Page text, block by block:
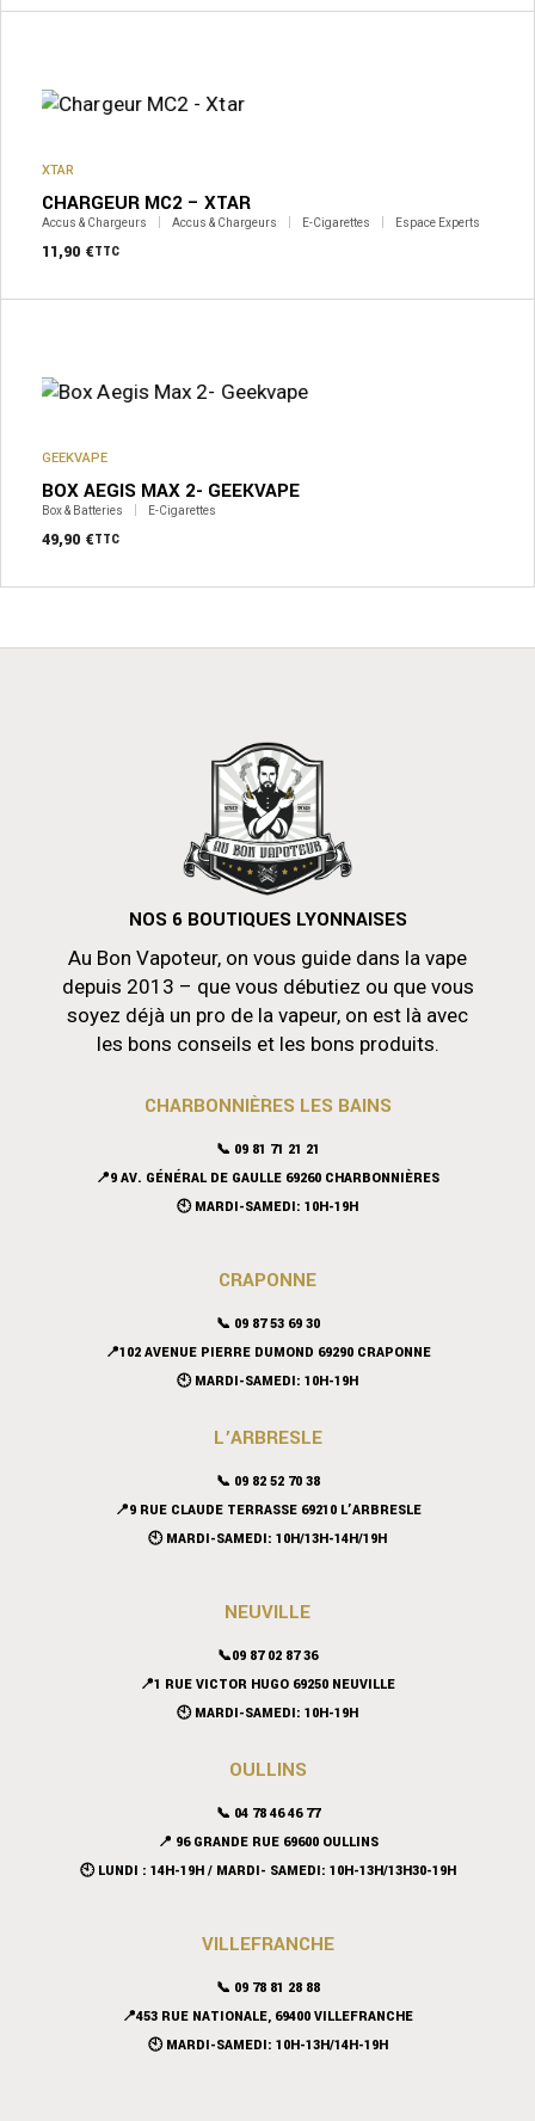
XTAR
CHARGEUR MC2 – XTAR
Accus & Chargeurs Accus & Chargeurs E-Cigarettes Espace Experts
11,90 €TTC
GEEKVAPE
BOX AEGIS MAX 2- GEEKVAPE
Box & Batteries E-Cigarettes
49,90 €TTC
NOS 6 BOUTIQUES LYONNAISES
Au Bon Vapoteur, on vous guide dans la vape
depuis 2013 – que vous débutiez ou que vous
soyez déjà un pro de la vapeur, on est là avec
les bons conseils et les bons produits.
CHARBONNIÈRES LES BAINS
📞 09 81 71 21 21
📍9 AV. GÉNÉRAL DE GAULLE 69260 CHARBONNIÈRES
🕙 MARDI-SAMEDI: 10H-19H
CRAPONNE
📞 09 87 53 69 30
📍102 AVENUE PIERRE DUMOND 69290 CRAPONNE
🕙 MARDI-SAMEDI: 10H-19H
L’ARBRESLE
📞 09 82 52 70 38
📍9 RUE CLAUDE TERRASSE 69210 L’ARBRESLE
🕙 MARDI-SAMEDI: 10H/13H-14H/19H
NEUVILLE
📞09 87 02 87 36
📍1 RUE VICTOR HUGO 69250 NEUVILLE
🕙 MARDI-SAMEDI: 10H-19H
OULLINS
📞 04 78 46 46 77
📍 96 GRANDE RUE 69600 OULLINS
🕙 LUNDI : 14H-19H / MARDI- SAMEDI: 10H-13H/13H30-19H
VILLEFRANCHE
📞 09 78 81 28 88
📍453 RUE NATIONALE, 69400 VILLEFRANCHE
🕙 MARDI-SAMEDI: 10H-13H/14H-19H